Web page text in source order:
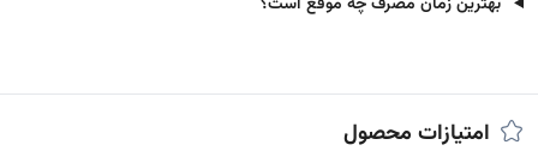
امتیازات محصول